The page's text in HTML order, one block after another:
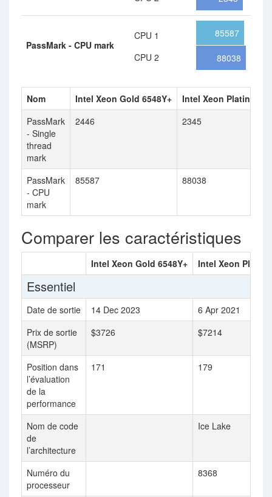
PassMark - CPU mark
CPU 1
CPU 2
85587
88038
Nom Intel Xeon Gold 6548Y+
Intel Xeon Platinum
PassMark
- Single
thread
mark
2446 2345
PassMark
- CPU
mark
85587 88038
Comparer les caractéristiques
Intel Xeon Gold 6548Y+ Intel Xeon
Essentiel
Date de sortie 14 Dec 2023
6 Apr 2021
Prix de sortie
(MSRP)
$3726 $7214
Position dans
l’évaluation
de la
performance
171 179
Nom de code
de
l’architecture
Ice Lake
Numéro du
processeur
8368